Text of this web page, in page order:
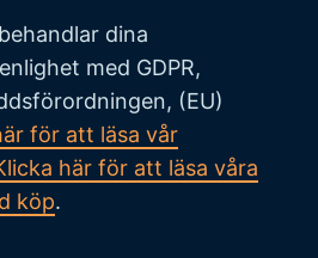
dina
med GDPR,
(EU)
för att läsa vår
här för att läsa våra
köp.